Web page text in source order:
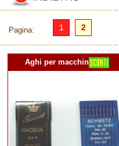
Pagina: 1 2
Aghi per macchin